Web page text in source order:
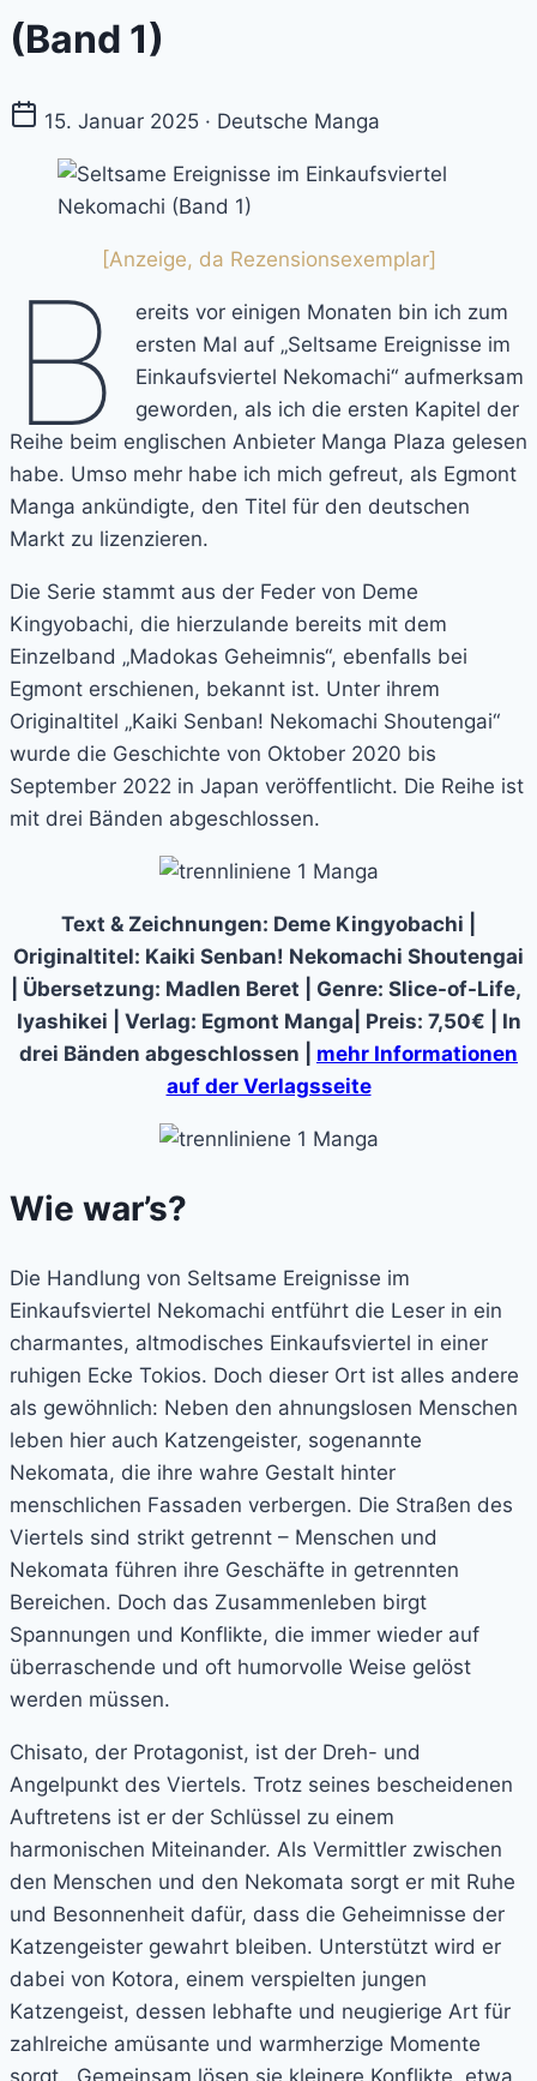
(Band 1)
15. Januar 2025 · Deutsche Manga
[Anzeige, da Rezensionsexemplar]
B
ereits vor einigen Monaten bin ich zum
ersten Mal auf „Seltsame Ereignisse im
Einkaufsviertel Nekomachi“ aufmerksam
geworden, als ich die ersten Kapitel der
Reihe beim englischen Anbieter Manga Plaza gelesen
habe. Umso mehr habe ich mich gefreut, als Egmont
Manga ankündigte, den Titel für den deutschen
Markt zu lizenzieren.
Die Serie stammt aus der Feder von Deme
Kingyobachi, die hierzulande bereits mit dem
Einzelband „Madokas Geheimnis“, ebenfalls bei
Egmont erschienen, bekannt ist. Unter ihrem
Originaltitel „Kaiki Senban! Nekomachi Shoutengai“
wurde die Geschichte von Oktober 2020 bis
September 2022 in Japan veröffentlicht. Die Reihe ist
mit drei Bänden abgeschlossen.
Text & Zeichnungen: Deme Kingyobachi |
Originaltitel: Kaiki Senban! Nekomachi Shoutengai
| Übersetzung: Madlen Beret | Genre: Slice-of-Life,
Iyashikei | Verlag: Egmont Manga| Preis: 7,50€ | In
drei Bänden abgeschlossen | mehr Informationen
auf der Verlagsseite
Wie war’s?
Die Handlung von Seltsame Ereignisse im
Einkaufsviertel Nekomachi entführt die Leser in ein
charmantes, altmodisches Einkaufsviertel in einer
ruhigen Ecke Tokios. Doch dieser Ort ist alles andere
als gewöhnlich: Neben den ahnungslosen Menschen
leben hier auch Katzengeister, sogenannte
Nekomata, die ihre wahre Gestalt hinter
menschlichen Fassaden verbergen. Die Straßen des
Viertels sind strikt getrennt – Menschen und
Nekomata führen ihre Geschäfte in getrennten
Bereichen. Doch das Zusammenleben birgt
Spannungen und Konflikte, die immer wieder auf
überraschende und oft humorvolle Weise gelöst
werden müssen.
Chisato, der Protagonist, ist der Dreh- und
Angelpunkt des Viertels. Trotz seines bescheidenen
Auftretens ist er der Schlüssel zu einem
harmonischen Miteinander. Als Vermittler zwischen
den Menschen und den Nekomata sorgt er mit Ruhe
und Besonnenheit dafür, dass die Geheimnisse der
Katzengeister gewahrt bleiben. Unterstützt wird er
dabei von Kotora, einem verspielten jungen
Katzengeist, dessen lebhafte und neugierige Art für
zahlreiche amüsante und warmherzige Momente
sorgt. Gemeinsam lösen sie kleinere Konflikte, etwa